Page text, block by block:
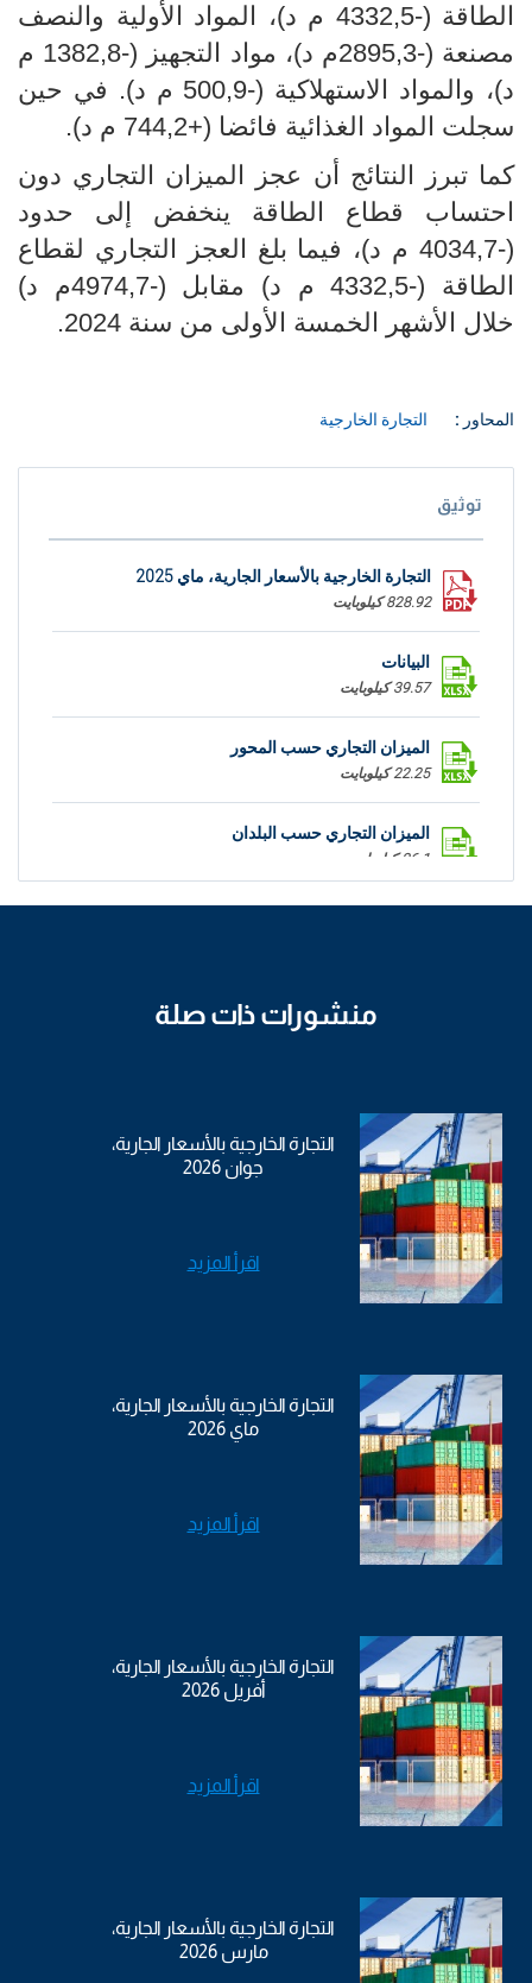
الطاقة (-4332,5 م د)، المواد الأولية والنصف
مصنعة (-2895,3م د)، مواد التجهيز (-1382,8 م
د)، والمواد الاستهلاكية (-500,9 م د). في حين
سجلت المواد الغذائية فائضا (+744,2 م د).
كما تبرز النتائج أن عجز الميزان التجاري دون
احتساب قطاع الطاقة ينخفض إلى حدود
(-4034,7 م د)، فيما بلغ العجز التجاري لقطاع
الطاقة (-4332,5 م د) مقابل (-4974,7م د)
خلال الأشهر الخمسة الأولى من سنة 2024.
المحاور : التجارة الخارجية
توثيق
التجارة الخارجية بالأسعار الجارية، ماي 2025
828.92 كيلوبايت
البيانات
39.57 كيلوبايت
الميزان التجاري حسب المحور
22.25 كيلوبايت
الميزان التجاري حسب البلدان
26.1 كيلوبايت
منشورات ذات صلة
التجارة الخارجية بالأسعار الجارية،
جوان 2026
اقرأ المزيد
التجارة الخارجية بالأسعار الجارية،
ماي 2026
اقرأ المزيد
التجارة الخارجية بالأسعار الجارية،
أفريل 2026
اقرأ المزيد
التجارة الخارجية بالأسعار الجارية،
مارس 2026